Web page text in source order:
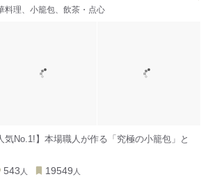
料理、小籠包、飲茶・点心
気No.1!】本場職人が作る「究極の小籠包」と
543 人 19549 人